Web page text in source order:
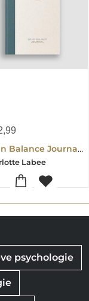
Brain Balance Journal 2.0
Labee
psychologie